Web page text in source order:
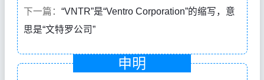
下一篇： “VNTR”是“Ventro Corporation”的缩写，意
思是“文特罗公司”
申明